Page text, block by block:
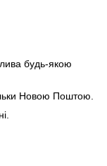
будь-якою
Новою Поштою.